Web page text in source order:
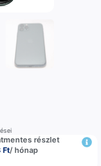
részlet
Ft/ hónap